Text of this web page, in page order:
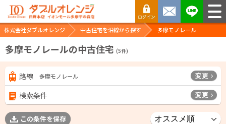
株式会社ダブルオレンジ 中古住宅を沿線から探す 多摩モノレール
多摩モノレールの中古住宅 (5件)
路線 多摩モノレール 変更
検索条件 変更
この条件を保存